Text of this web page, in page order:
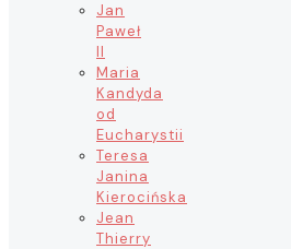
Jan
Paweł
II
Maria
Kandyda
od
Eucharystii
Teresa
Janina
Kierocińska
Jean
Thierry